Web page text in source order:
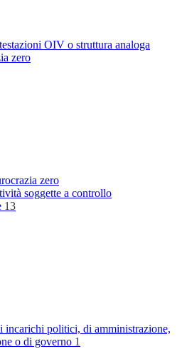
OIV o struttura analoga
zero
zero
soggette a controllo
13
incarichi politici, di amministrazione,
o di governo 1